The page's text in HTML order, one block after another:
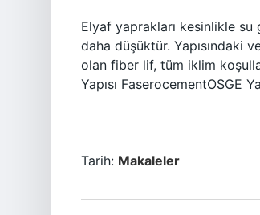
Elyaf yaprakları kesinlikle
daha düşüktür. Yapısındaki
olan fiber lif, tüm iklim
Yapısı FaserocementOSGE
Tarih: Makaleler